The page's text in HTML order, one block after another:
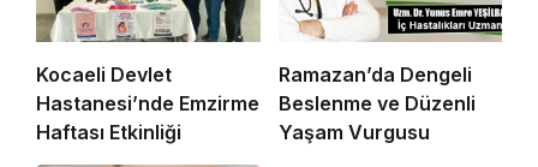
Kocaeli Devlet
Hastanesi’nde Emzirme
Haftası Etkinliği
Ramazan’da Dengeli
Beslenme ve Düzenli
Yaşam Vurgusu